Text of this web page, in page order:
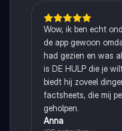
Wow, ik ben echt
de app gewoon
had gezien en was
is DE HULP die je
biedt hij zoveel
factsheets, die mij
geholpen.
Anna